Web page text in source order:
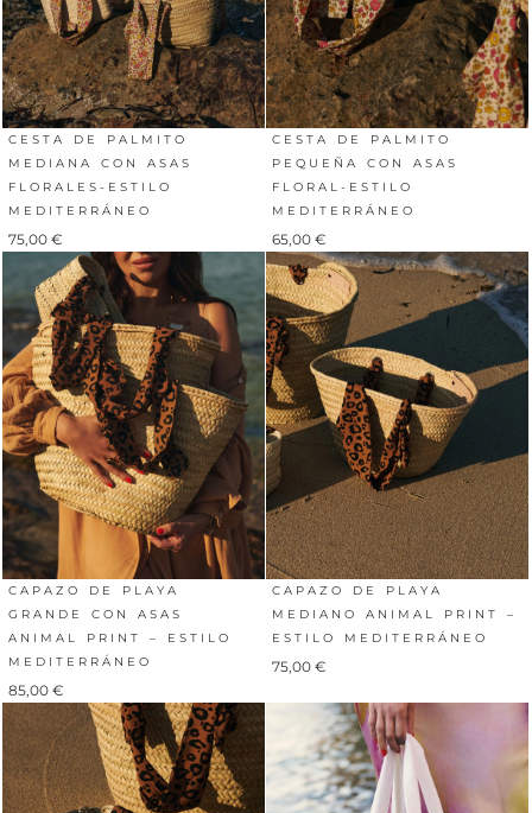
CESTA DE PALMITO
MEDIANA CON ASAS
FLORALES-ESTILO
MEDITERRÁNEO
75,00 €
CESTA DE PALMITO
PEQUEÑA CON ASAS
FLORAL-ESTILO
MEDITERRÁNEO
65,00 €
CAPAZO DE PLAYA
GRANDE CON ASAS
ANIMAL PRINT – ESTILO
MEDITERRÁNEO
85,00 €
CAPAZO DE PLAYA
MEDIANO ANIMAL PRINT –
ESTILO MEDITERRÁNEO
75,00 €